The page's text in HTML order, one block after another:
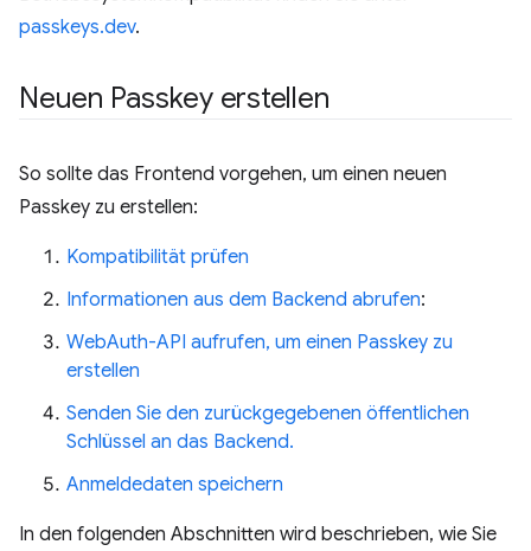
passkeys.dev.
Neuen Passkey erstellen
So sollte das Frontend vorgehen, um einen neuen
Passkey zu erstellen:
Kompatibilität prüfen
Informationen aus dem Backend abrufen:
WebAuth-API aufrufen, um einen Passkey zu
erstellen
Senden Sie den zurückgegebenen öffentlichen
Schlüssel an das Backend.
Anmeldedaten speichern
In den folgenden Abschnitten wird beschrieben, wie Sie